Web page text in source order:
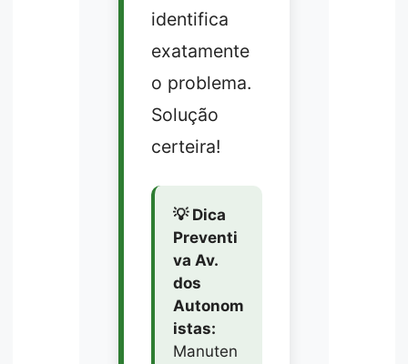
identifica
exatamente
o problema.
Solução
certeira!
💡 Dica
Preventi
va Av.
dos
Autonom
istas:
Manuten